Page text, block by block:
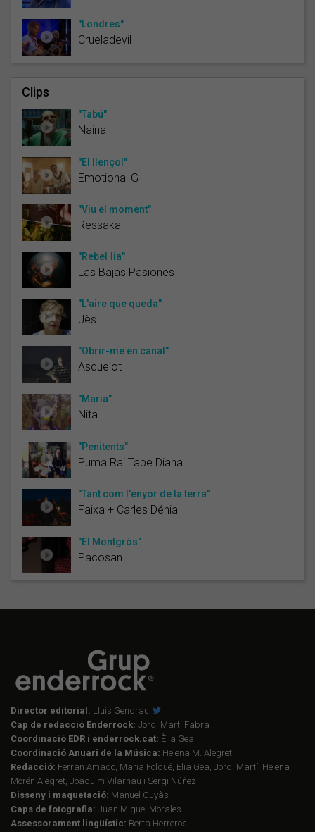
"Londres"
Crueladevil
Clips
"Tabú"
Naina
"El llençol"
Emotional G
"Viu el moment"
Ressaka
"Rebel·lia"
Las Bajas Pasiones
"L'aire que queda"
Jès
"Obrir-me en canal"
Asqueiot
"Maria"
Nita
"Penitents"
Puma Rai Tape Diana
"Tant com l'enyor de la terra"
Faixa + Carles Dénia
"El Montgròs"
Pacosan
Director editorial: Lluís Gendrau
Cap de redacció Enderrock: Jordi Martí Fabra
Coordinació EDR i enderrock.cat: Èlia Gea
Coordinació Anuari de la Música: Helena M. Alegret
Redacció: Ferran Amado, Maria Folqué, Èlia Gea, Jordi Martí, Helena
Morén Alegret, Joaquim Vilarnau i Sergi Núñez
Disseny i maquetació: Manuel Cuyàs
Caps de fotografia: Juan Miguel Morales
Assessorament lingüístic: Berta Herreros